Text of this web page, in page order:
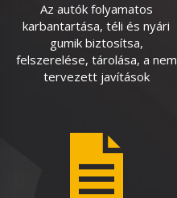
Az autók folyamatos
karbantartása, téli és nyári
gumik biztosítsa,
felszerelése, tárolása, a nem
tervezett javítások